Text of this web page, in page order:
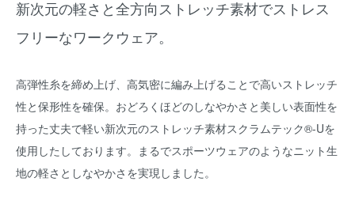
新次元の軽さと全方向ストレッチ素材でストレス
フリーなワークウェア。
高弾性糸を締め上げ、高気密に編み上げることで高いストレッチ
性と保形性を確保。おどろくほどのしなやかさと美しい表面性を
持った丈夫で軽い新次元のストレッチ素材スクラムテック®-Uを
使用したしております。まるでスポーツウェアのようなニット生
地の軽さとしなやかさを実現しました。